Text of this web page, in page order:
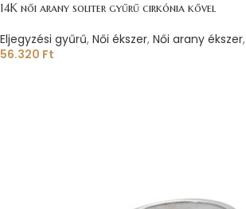
14K női arany soliter gyűrű cirkónia kővel
Eljegyzési gyűrű, Női ékszer, Női arany ékszer,
56.320 Ft